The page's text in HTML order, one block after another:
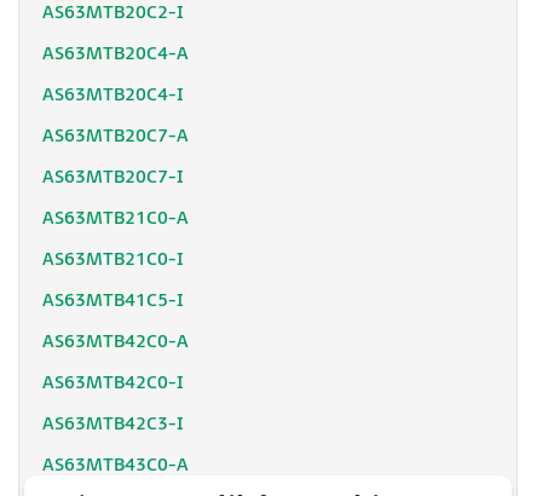
AS63MTB20C2-I
AS63MTB20C4-A
AS63MTB20C4-I
AS63MTB20C7-A
AS63MTB20C7-I
AS63MTB21C0-A
AS63MTB21C0-I
AS63MTB41C5-I
AS63MTB42C0-A
AS63MTB42C0-I
AS63MTB42C3-I
AS63MTB43C0-A